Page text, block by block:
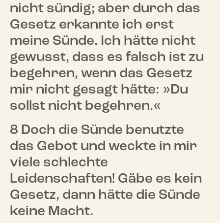
nicht sündig; aber durch das
Gesetz erkannte ich erst
meine Sünde. Ich hätte nicht
gewusst, dass es falsch ist zu
begehren, wenn das Gesetz
mir nicht gesagt hätte: »Du
sollst nicht begehren.«
8 Doch die Sünde benutzte
das Gebot und weckte in mir
viele schlechte
Leidenschaften! Gäbe es kein
Gesetz, dann hätte die Sünde
keine Macht.